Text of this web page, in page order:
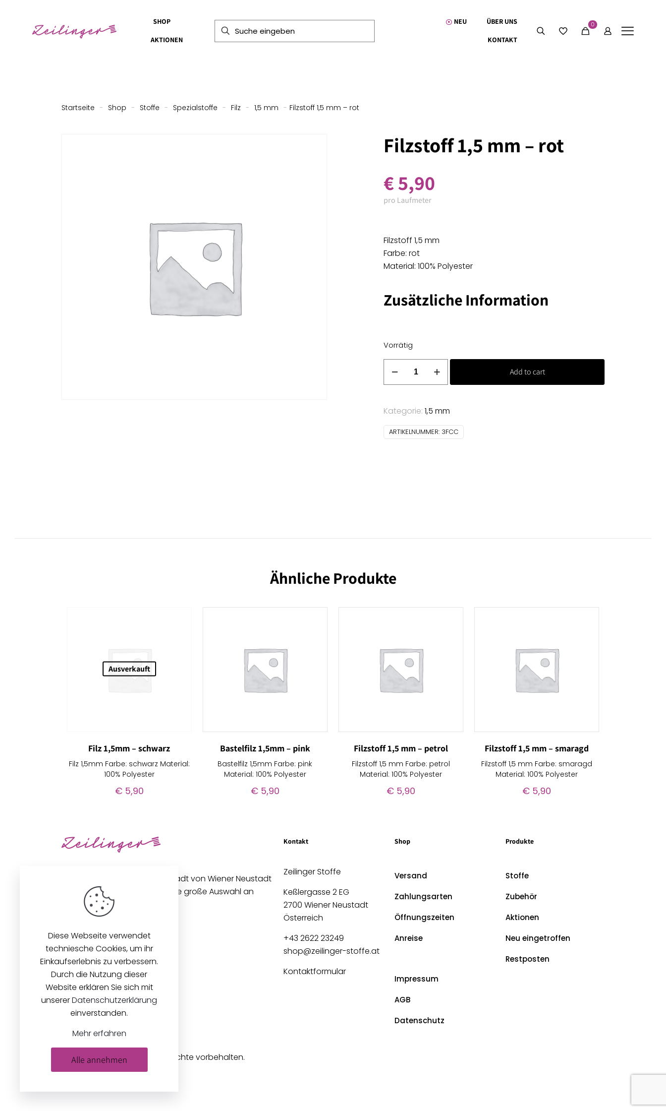
SHOP
AKTIONEN
NEU ÜBER UNS
KONTAKT
0
Startseite - Shop - Stoffe - Spezialstoffe - Filz - 1,5 mm - Filzstoff 1,5 mm – rot
Filzstoff 1,5 mm – rot
€5,90
pro Laufmeter
Filzstoff 1,5 mm
Farbe: rot
Material: 100% Polyester
Zusätzliche Information
Vorrätig
rot
Menge
Add to cart
Kategorie: 1,5 mm
ARTIKELNUMMER: 3FCC
Ähnliche Produkte
Ausverkauft
Filz 1,5mm – schwarz
Filz 1,5mm Farbe: schwarz Material:
100% Polyester
€5,90
Bastelfilz 1,5mm – pink
Bastelfilz 1,5mm Farbe: pink
Material: 100% Polyester
€5,90
Filzstoff 1,5 mm – petrol
Filzstoff 1,5 mm Farbe: petrol
Material: 100% Polyester
€5,90
Filzstoff 1,5 mm – smaragd
Filzstoff 1,5 mm Farbe: smaragd
Material: 100% Polyester
€5,90
Unseren Betrieb in der Innenstadt von Wiener Neustadt
gibt es seit 1896. Wir bieten eine große Auswahl an
Stoffen und Zubehör an.
Kontakt
Zeilinger Stoffe
Keßlergasse 2 EG
2700 Wiener Neustadt
Österreich
+43 2622 23249
shop@zeilinger-stoffe.at
Kontaktformular
Shop
Versand
Zahlungsarten
Öffnungszeiten
Anreise
Impressum
AGB
Datenschutz
Produkte
Stoffe
Zubehör
Aktionen
Neu eingetroffen
Restposten
© 2026Zeilinger Stoffe . Alle Rechte vorbehalten.
Diese Webseite verwendet
techniesche Cookies, um ihr
Einkaufserlebnis zu verbessern.
Durch die Nutzung dieser
Website erklären Sie sich mit
unsererDatenschutzerklärung
einverstanden.
Mehr erfahren
Alle annehmen